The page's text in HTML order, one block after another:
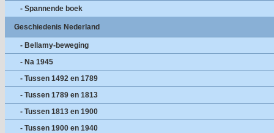
- Spannende boek
Geschiedenis Nederland
- Bellamy-beweging
- Na 1945
- Tussen 1492 en 1789
- Tussen 1789 en 1813
- Tussen 1813 en 1900
- Tussen 1900 en 1940